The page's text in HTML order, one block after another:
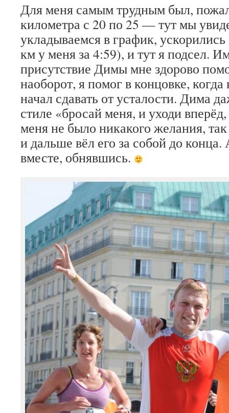
Для меня самым трудным был,
километра с 20 по 25 — тут мы
укладываемся в график,
км у меня за 4:59), и тут я подсел.
присутствие Димы мне здорово
наоборот, я помог в концовке,
начал сдавать от усталости. Дима
стиле «бросай меня, и уходи
меня не было никакого желания,
и дальше вёл его за собой до
вместе, обнявшись.